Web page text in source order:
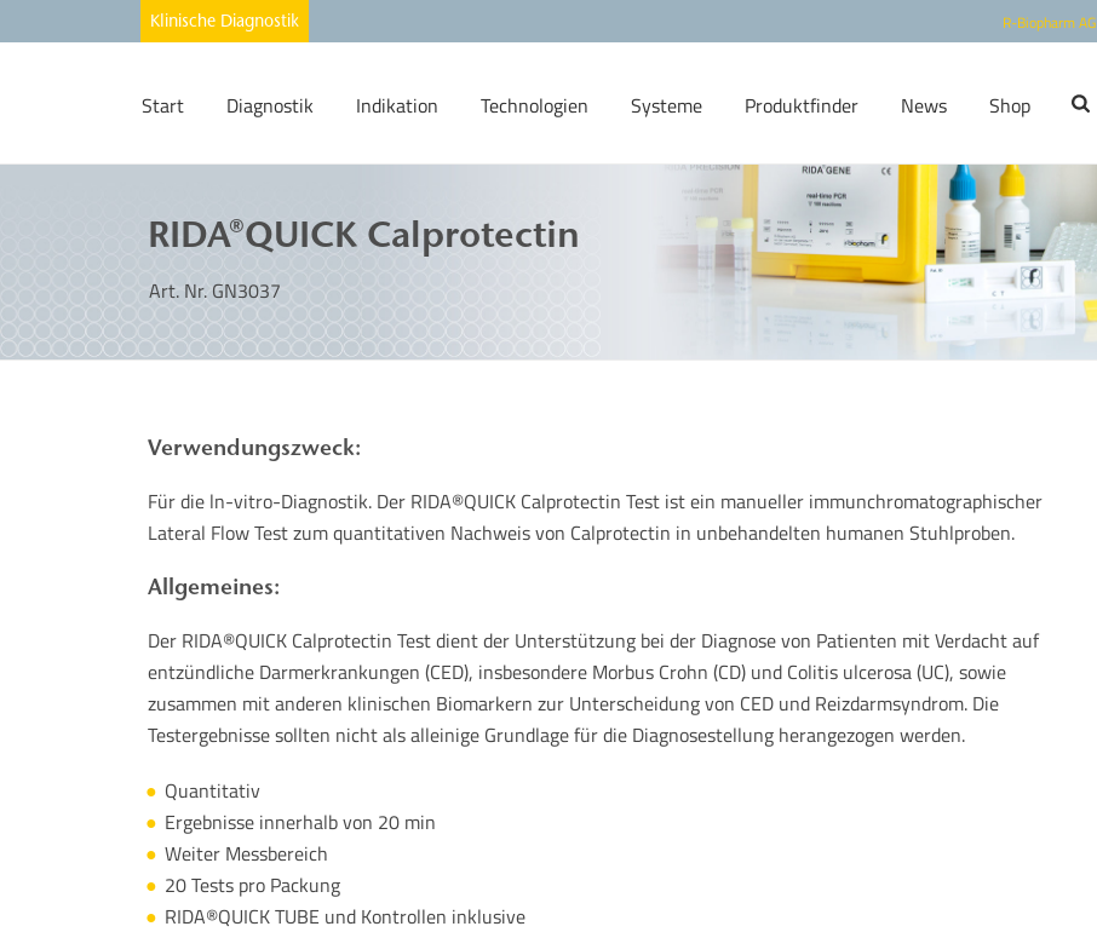
R-Biopharm AG
Start Diagnostik Indikation Technologien Systeme Produktfinder News Shop
RIDA®QUICK Calprotectin
Art. Nr. GN3037
Verwendungszweck:
Für die ln-vitro-Diagnostik. Der RIDA®QUICK Calprotectin Test ist ein manueller immunchromatographischer
Lateral Flow Test zum quantitativen Nachweis von Calprotectin in unbehandelten humanen Stuhlproben.
Allgemeines:
Der RIDA®QUICK Calprotectin Test dient der Unterstützung bei der Diagnose von Patienten mit Verdacht auf
entzündliche Darmerkrankungen (CED), insbesondere Morbus Crohn (CD) und Colitis ulcerosa (UC), sowie
zusammen mit anderen klinischen Biomarkern zur Unterscheidung von CED und Reizdarmsyndrom. Die
Testergebnisse sollten nicht als alleinige Grundlage für die Diagnosestellung herangezogen werden.
Quantitativ
Ergebnisse innerhalb von 20 min
Weiter Messbereich
20 Tests pro Packung
RIDA®QUICK TUBE und Kontrollen inklusive